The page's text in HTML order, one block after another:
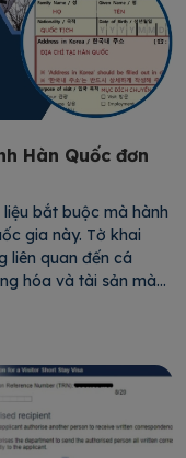
Hàn Quốc đơn
bắt buộc mà hành
gia này. Tờ khai
liên quan đến cá
hóa và tài sản mà